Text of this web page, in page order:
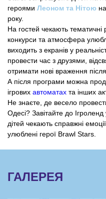
героями Леоном та Нітою
року.
На гостей чекають тематичні
конкурси та атмосфера
виходить з екранів у
провести час з друзями,
отримати нові враження
А після програми можна
ігрових автоматах та інших
Не знаєте, де весело
Одесі? Завітайте до
дітей чекають справжні
улюблені герої Brawl Stars.
ГАЛЕРЕЯ